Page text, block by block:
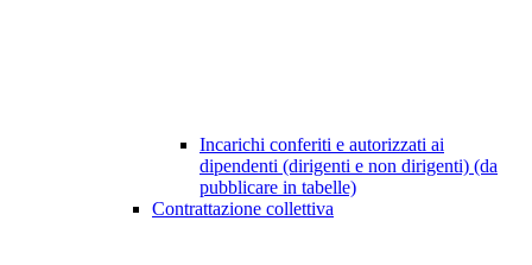
Incarichi conferiti e autorizzati ai
dipendenti (dirigenti e non dirigenti) (da
pubblicare in tabelle)
Contrattazione collettiva